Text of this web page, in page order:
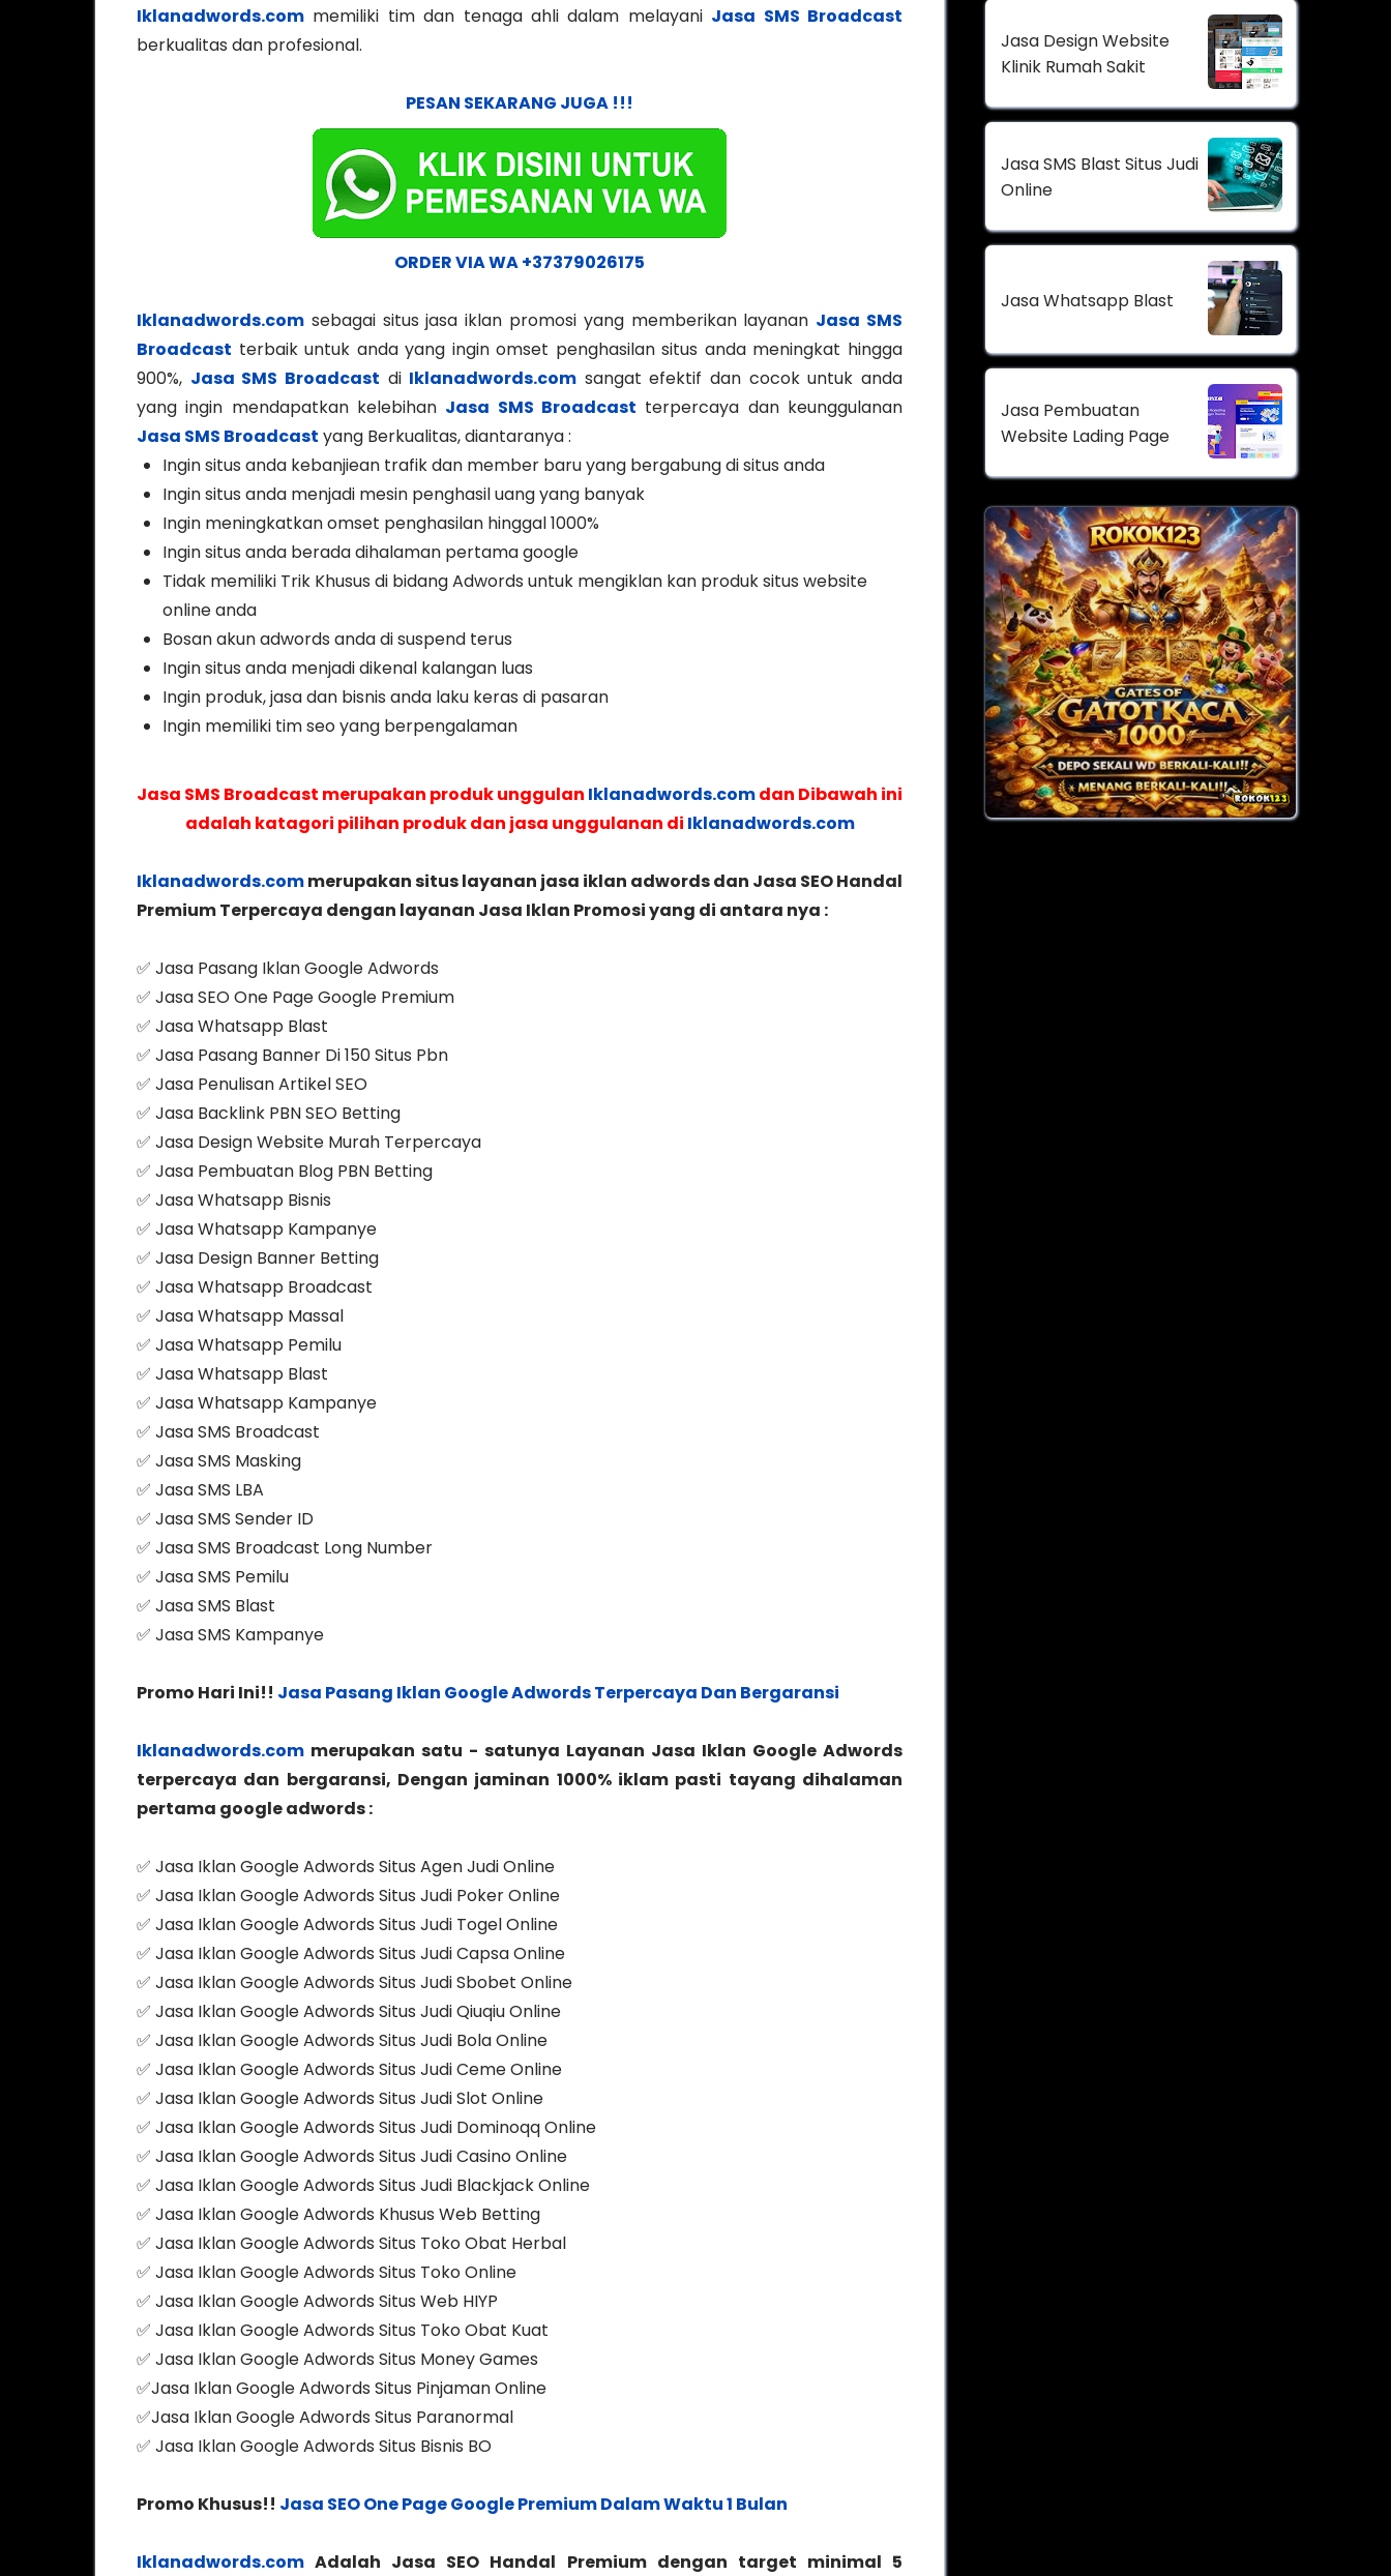
Iklanadwords.com memiliki tim dan tenaga ahli dalam melayani Jasa SMS Broadcast
berkualitas dan profesional.
PESAN SEKARANG JUGA !!!
ORDER VIA WA +37379026175
Iklanadwords.com sebagai situs jasa iklan promosi yang memberikan layanan Jasa SMS
Broadcast terbaik untuk anda yang ingin omset penghasilan situs anda meningkat hingga
900%, Jasa SMS Broadcast di Iklanadwords.com sangat efektif dan cocok untuk anda
yang ingin mendapatkan kelebihan Jasa SMS Broadcast terpercaya dan keunggulanan
Jasa SMS Broadcast yang Berkualitas, diantaranya :
Ingin situs anda kebanjiean trafik dan member baru yang bergabung di situs anda
Ingin situs anda menjadi mesin penghasil uang yang banyak
Ingin meningkatkan omset penghasilan hinggal 1000%
Ingin situs anda berada dihalaman pertama google
Tidak memiliki Trik Khusus di bidang Adwords untuk mengiklan kan produk situs website
online anda
Bosan akun adwords anda di suspend terus
Ingin situs anda menjadi dikenal kalangan luas
Ingin produk, jasa dan bisnis anda laku keras di pasaran
Ingin memiliki tim seo yang berpengalaman
Jasa SMS Broadcast merupakan produk unggulan Iklanadwords.comdan Dibawah ini
adalah katagori pilihan produk dan jasa unggulanan di Iklanadwords.com
Iklanadwords.commerupakan situs layanan jasa iklan adwords dan Jasa SEO Handal
Premium Terpercaya dengan layanan Jasa Iklan Promosi yang di antara nya :
✅ Jasa Pasang Iklan Google Adwords
✅ Jasa SEO One Page Google Premium
✅ Jasa Whatsapp Blast
✅ Jasa Pasang Banner Di 150 Situs Pbn
✅ Jasa Penulisan Artikel SEO
✅ Jasa Backlink PBN SEO Betting
✅ Jasa Design Website Murah Terpercaya
✅ Jasa Pembuatan Blog PBN Betting
✅ Jasa Whatsapp Bisnis
✅ Jasa Whatsapp Kampanye
✅ Jasa Design Banner Betting
✅ Jasa Whatsapp Broadcast
✅ Jasa Whatsapp Massal
✅ Jasa Whatsapp Pemilu
✅ Jasa Whatsapp Blast
✅ Jasa Whatsapp Kampanye
✅ Jasa SMS Broadcast
✅ Jasa SMS Masking
✅ Jasa SMS LBA
✅ Jasa SMS Sender ID
✅ Jasa SMS Broadcast Long Number
✅ Jasa SMS Pemilu
✅ Jasa SMS Blast
✅ Jasa SMS Kampanye
Promo Hari Ini!! Jasa Pasang Iklan Google Adwords Terpercaya Dan Bergaransi
Iklanadwords.com merupakan satu - satunya Layanan Jasa Iklan Google Adwords
terpercaya dan bergaransi, Dengan jaminan 1000% iklam pasti tayang dihalaman
pertama google adwords :
✅ Jasa Iklan Google Adwords Situs Agen Judi Online
✅ Jasa Iklan Google Adwords Situs Judi Poker Online
✅ Jasa Iklan Google Adwords Situs Judi Togel Online
✅ Jasa Iklan Google Adwords Situs Judi Capsa Online
✅ Jasa Iklan Google Adwords Situs Judi Sbobet Online
✅ Jasa Iklan Google Adwords Situs Judi Qiuqiu Online
✅ Jasa Iklan Google Adwords Situs Judi Bola Online
✅ Jasa Iklan Google Adwords Situs Judi Ceme Online
✅ Jasa Iklan Google Adwords Situs Judi Slot Online
✅ Jasa Iklan Google Adwords Situs Judi Dominoqq Online
✅ Jasa Iklan Google Adwords Situs Judi Casino Online
✅ Jasa Iklan Google Adwords Situs Judi Blackjack Online
✅ Jasa Iklan Google Adwords Khusus Web Betting
✅ Jasa Iklan Google Adwords Situs Toko Obat Herbal
✅ Jasa Iklan Google Adwords Situs Toko Online
✅ Jasa Iklan Google Adwords Situs Web HIYP
✅ Jasa Iklan Google Adwords Situs Toko Obat Kuat
✅ Jasa Iklan Google Adwords Situs Money Games
✅Jasa Iklan Google Adwords Situs Pinjaman Online
✅Jasa Iklan Google Adwords Situs Paranormal
✅ Jasa Iklan Google Adwords Situs Bisnis BO
Promo Khusus!! Jasa SEO One Page Google Premium Dalam Waktu 1 Bulan
Iklanadwords.com Adalah Jasa SEO Handal Premium dengan target minimal 5
Jasa Design Website
Klinik Rumah Sakit
Jasa SMS Blast Situs Judi
Online
Jasa Whatsapp Blast
Jasa Pembuatan
Website Lading Page